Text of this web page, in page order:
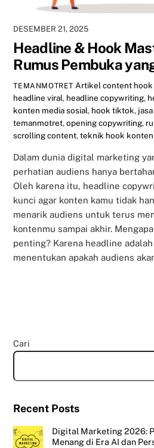
DESEMBER 21, 2025
Headline & Hook
Rumus Pembuka
TEMANMOTRET Artikelcontent
headline viral, headline copywriting,
konten media sosial, hook tiktok,
temanmotret,opening copywriting,
scrolling content,teknik hook konten
Dalam dunia digital marketing
perhatian audiens hanya
Oleh karena itu, headline
kunci agar konten kamu tidak
menarik audiens untuk terus
kontenmu sampai akhir.
penting? Karena headline
menentukan apakah audiens
Cari
Recent Posts
Digital Marketing 2026:
Menang di Era AI dan